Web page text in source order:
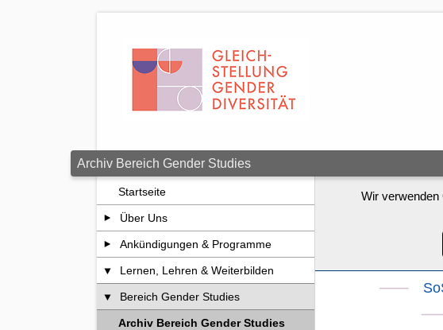
Archiv Bereich Gender Studies
Startseite
Über Uns
Ankündigungen & Programme
Lernen, Lehren & Weiterbilden
Bereich Gender Studies
Archiv Bereich Gender Studies
Wir verwenden
⸺